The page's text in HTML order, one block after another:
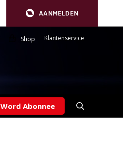
AANMELDEN
Shop Klantenservice
Word Abonnee